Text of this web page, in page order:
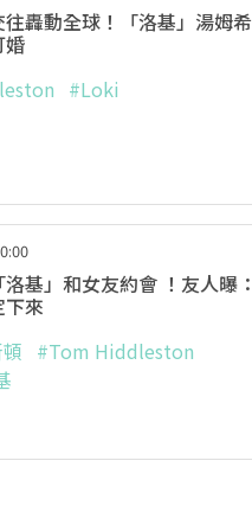
轟動全球！「洛基」湯姆希
婚
#Loki
基」和女友約會 ！友人曝：
來
#Tom Hiddleston